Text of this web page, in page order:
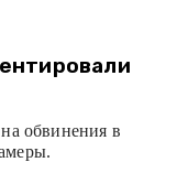
обвинения в